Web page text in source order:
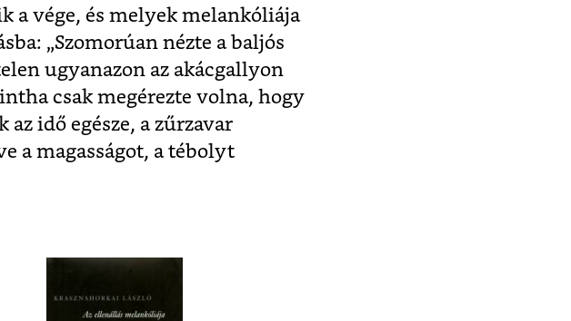
a vége, és melyek melankóliája
„Szomorúan nézte a baljós
ugyanazon az akácgallyon
csak megérezte volna, hogy
idő egésze, a zűrzavar
a magasságot, a tébolyt